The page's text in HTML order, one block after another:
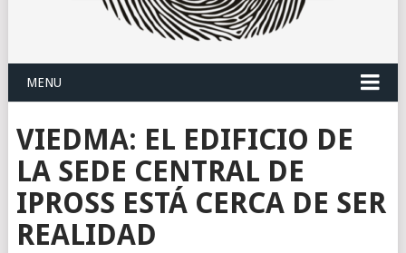
MENU
VIEDMA: EL EDIFICIO DE
LA SEDE CENTRAL DE
IPROSS ESTÁ CERCA DE SER
REALIDAD